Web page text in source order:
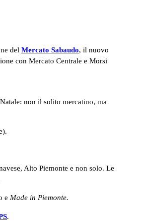
del Mercato Sabaudo, il nuovo
con Mercato Centrale e Morsi
non il solito mercatino, ma
Alto Piemonte e non solo. Le
e Made in Piemonte.
.